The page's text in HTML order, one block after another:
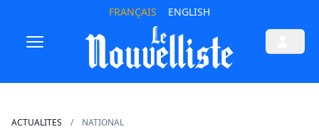
FRANÇAIS ENGLISH
ACTUALITES NATIONAL